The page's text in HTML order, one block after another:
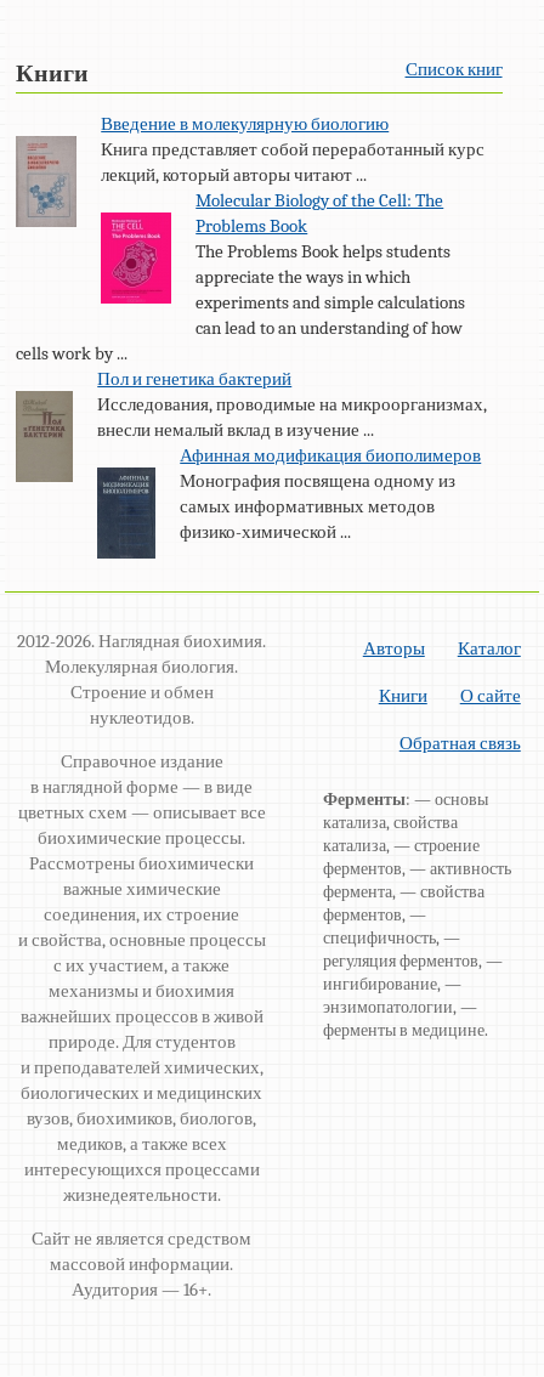
Книги Список книг
Введение в молекулярную биологию
Книга представляет собой переработанный курс
лекций, который авторы читают ...
Molecular Biology of the Cell: The
Problems Book
The Problems Book helps students
appreciate the ways in which
experiments and simple calculations
can lead to an understanding of how
cells work by ...
Пол и генетика бактерий
Исследования, проводимые на микроорганизмах,
внесли немалый вклад в изучение ...
Афинная модификация биополимеров
Монография посвящена одному из
самых информативных методов
физико-химической ...
2012-2026. Наглядная биохимия.
Молекулярная биология.
Строение и обмен
нуклеотидов.
Справочное издание
в наглядной форме — в виде
цветных схем — описывает все
биохимические процессы.
Рассмотрены биохимически
важные химические
соединения, их строение
и свойства, основные процессы
с их участием, а также
механизмы и биохимия
важнейших процессов в живой
природе. Для студентов
и преподавателей химических,
биологических и медицинских
вузов, биохимиков, биологов,
медиков, а также всех
интересующихся процессами
жизнедеятельности.
Сайт не является средством
массовой информации.
Аудитория — 16+.
Авторы Каталог
Книги О сайте
Обратная связь
Ферменты: — основы
катализа, свойства
катализа, — строение
ферментов, — активность
фермента, — свойства
ферментов, —
специфичность, —
регуляция ферментов, —
ингибирование, —
энзимопатологии, —
ферменты в медицине.